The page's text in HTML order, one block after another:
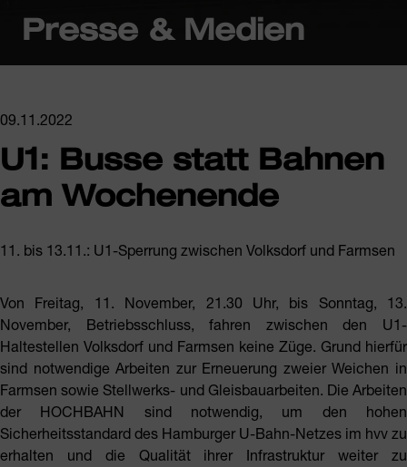
Presse & Medien
09.11.2022
U1: Busse statt Bahnen
am Wochenende
11. bis 13.11.: U1-Sperrung zwischen Volksdorf und Farmsen
Von Freitag, 11. November, 21.30 Uhr, bis Sonntag, 13.
November, Betriebsschluss, fahren zwischen den U1-
Haltestellen Volksdorf und Farmsen keine Züge. Grund hierfür
sind notwendige Arbeiten zur Erneuerung zweier Weichen in
Farmsen sowie Stellwerks- und Gleisbauarbeiten. Die Arbeiten
der HOCHBAHN sind notwendig, um den hohen
Sicherheitsstandard des Hamburger U-Bahn-Netzes im hvv zu
erhalten und die Qualität ihrer Infrastruktur weiter zu